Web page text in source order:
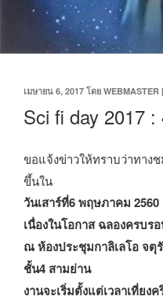
เขียน
ที่
เมษายน 6, 2017 โดย
Sci fi day 2017
ขอแจ้งข่าวให้ทราบว่าทาง
ขึ้นใน
วันเสาร์ที่6 พฤษภาคม 2560
เนื่องในโอกาส ฉลองครบ
ณ ห้องประชุมกาลิเลโอ จตุ
ชั้น4 สามย่าน
งานจะเริ่มตั้งแต่เวลาเที่ยง